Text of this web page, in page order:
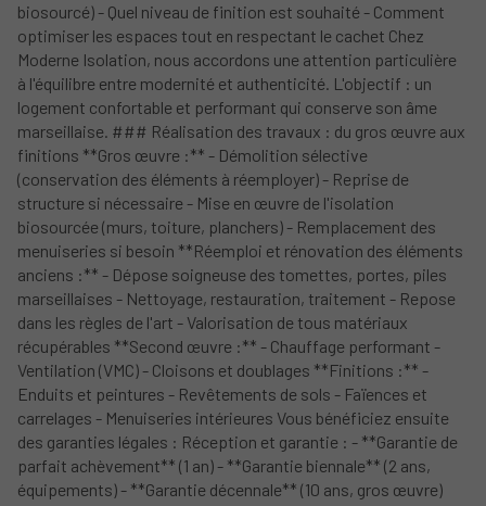
biosourcé) - Quel niveau de finition est souhaité - Comment
optimiser les espaces tout en respectant le cachet Chez
Moderne Isolation, nous accordons une attention particulière
à l'équilibre entre modernité et authenticité. L'objectif : un
logement confortable et performant qui conserve son âme
marseillaise. ### Réalisation des travaux : du gros œuvre aux
finitions **Gros œuvre :** - Démolition sélective
(conservation des éléments à réemployer) - Reprise de
structure si nécessaire - Mise en œuvre de l'isolation
biosourcée (murs, toiture, planchers) - Remplacement des
menuiseries si besoin **Réemploi et rénovation des éléments
anciens :** - Dépose soigneuse des tomettes, portes, piles
marseillaises - Nettoyage, restauration, traitement - Repose
dans les règles de l'art - Valorisation de tous matériaux
récupérables **Second œuvre :** - Chauffage performant -
Ventilation (VMC) - Cloisons et doublages **Finitions :** -
Enduits et peintures - Revêtements de sols - Faïences et
carrelages - Menuiseries intérieures Vous bénéficiez ensuite
des garanties légales : Réception et garantie : - **Garantie de
parfait achèvement** (1 an) - **Garantie biennale** (2 ans,
équipements) - **Garantie décennale** (10 ans, gros œuvre)